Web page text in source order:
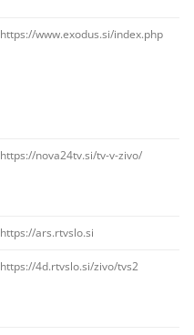
https://www.exodus.si/index.php
https://nova24tv.si/tv-v-zivo/
https://ars.rtvslo.si
https://4d.rtvslo.si/zivo/tvs2